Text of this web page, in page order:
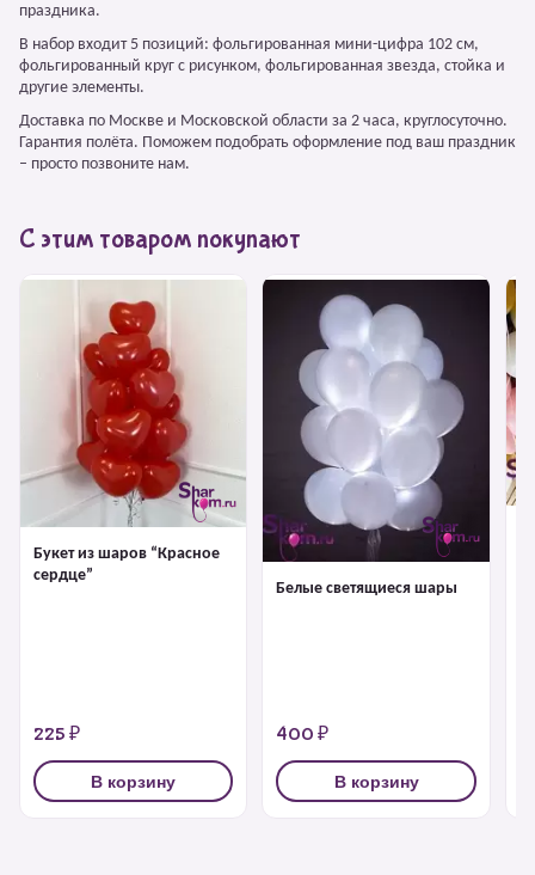
праздника.
В набор входит 5 позиций: фольгированная мини-цифра 102 см,
фольгированный круг с рисунком, фольгированная звезда, стойка и
другие элементы.
Доставка по Москве и Московской области за 2 часа, круглосуточно.
Гарантия полёта. Поможем подобрать оформление под ваш праздник
– просто позвоните нам.
С этим товаром покупают
Букет из шаров “Красное
сердце”
225 ₽
В корзину
Белые светящиеся шары
400 ₽
В корзину